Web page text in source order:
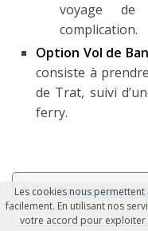
voyage
complication.
Option Vol de
consiste à
de Trat, suivi
ferry.
À lire:La meilleure
Les cookies nous
facilement. En utilisant nos
votre accord pour exploiter